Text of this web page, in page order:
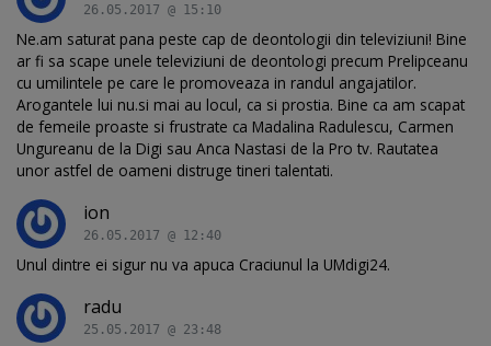
26.05.2017 @ 15:10
Ne.am saturat pana peste cap de deontologii din televiziuni! Bine
ar fi sa scape unele televiziuni de deontologi precum Prelipceanu
cu umilintele pe care le promoveaza in randul angajatilor.
Arogantele lui nu.si mai au locul, ca si prostia. Bine ca am scapat
de femeile proaste si frustrate ca Madalina Radulescu, Carmen
Ungureanu de la Digi sau Anca Nastasi de la Pro tv. Rautatea
unor astfel de oameni distruge tineri talentati.
ion
26.05.2017 @ 12:40
Unul dintre ei sigur nu va apuca Craciunul la UMdigi24.
radu
25.05.2017 @ 23:48